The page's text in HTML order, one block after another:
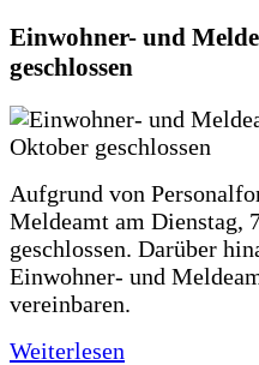
Einwohner- und
geschlossen
Aufgrund von
Meldeamt am Dienstag,
geschlossen. Darüber
Einwohner- und
vereinbaren.
Weiterlesen